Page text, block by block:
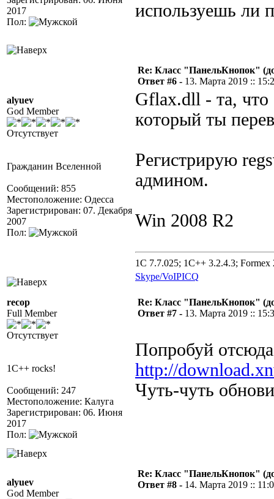
2017
Пол:
используешь ли
alyuev
God Member
Отсутствует
Гражданин Вселенной
Сообщений: 855
Местоположение: Одесса
Зарегистрирован: 07. Декабря
2007
Пол:
Re: Класс "ПанельКнопок"
Ответ #6 - 13. Марта 2019 ::
Gflax.dll - та, что
который ты
Регистрирую
админом.
Win 2008 R2
1C 7.7.025; 1C++ 3.2.4.3; Formex
Skype/VoIPICQ
recop
Full Member
Отсутствует
1C++ rocks!
Сообщений: 247
Местоположение: Калуга
Зарегистрирован: 06. Июня
2017
Пол:
Re: Класс "ПанельКнопок"
Ответ #7 - 13. Марта 2019 ::
Попробуй отсюда
http://
Чуть-чуть
alyuev
God Member
Re: Класс "ПанельКнопок"
Ответ #8 - 14. Марта 2019 ::